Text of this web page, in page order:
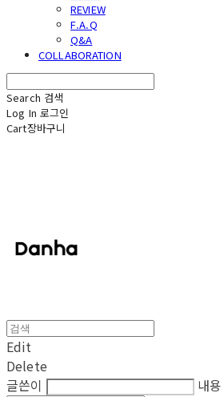
REVIEW
F.A.Q
Q&A
COLLABORATION
Search 검색
Log In 로그인
Cart장바구니
Edit
Delete
글쓴이
내용